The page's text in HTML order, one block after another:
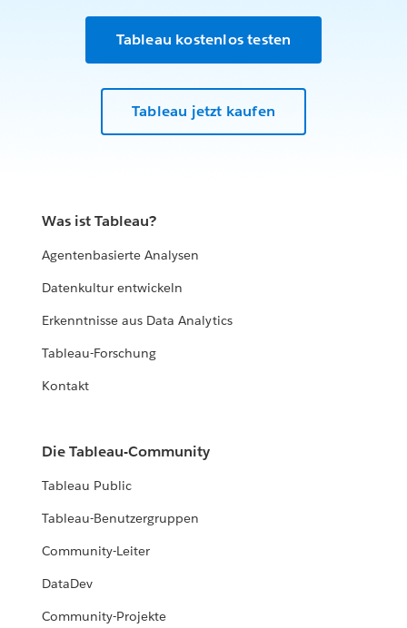
Tableau kostenlos testen
Tableau jetzt kaufen
Was ist Tableau?
Agentenbasierte Analysen
Datenkultur entwickeln
Erkenntnisse aus Data Analytics
Tableau-Forschung
Kontakt
Die Tableau-Community
Tableau Public
Tableau-Benutzergruppen
Community-Leiter
DataDev
Community-Projekte